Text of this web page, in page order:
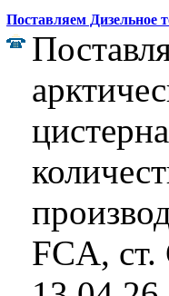
Поставляем Дизельное
FCA,